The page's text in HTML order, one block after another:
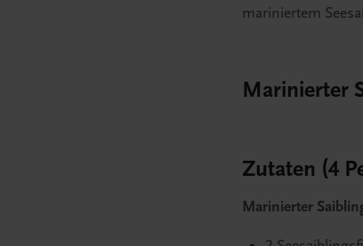
mariniertem
Marinierter
Zutaten (4
Marinierter